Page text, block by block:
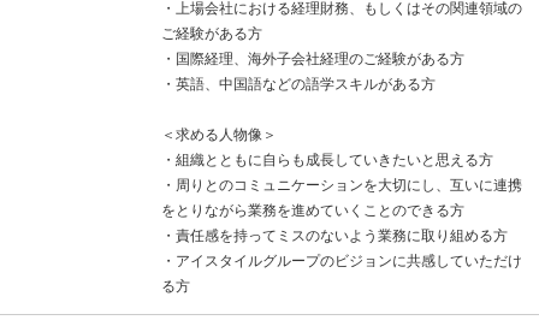
・上場会社における経理財務、もしくはその関連領域の
ご経験がある方
・国際経理、海外子会社経理のご経験がある方
・英語、中国語などの語学スキルがある方
＜求める人物像＞
・組織とともに自らも成長していきたいと思える方
・周りとのコミュニケーションを大切にし、互いに連携
をとりながら業務を進めていくことのできる方
・責任感を持ってミスのないよう業務に取り組める方
・アイスタイルグループのビジョンに共感していただけ
る方